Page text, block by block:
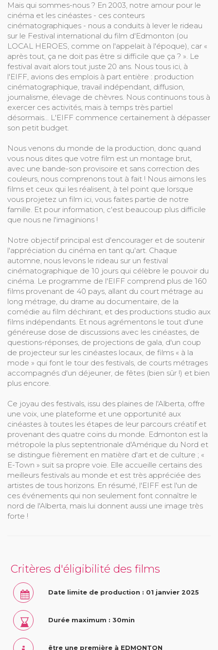
Mais qui sommes-nous ? En 2003, notre amour pour le
cinéma et les cinéastes - ces conteurs
cinématographiques - nous a conduits à lever le rideau
sur le Festival international du film d'Edmonton (ou
LOCAL HEROES, comme on l'appelait à l'époque), car «
après tout, ça ne doit pas être si difficile que ça ? ». Le
festival avait alors tout juste 20 ans. Nous tous ici, à
l'EIFF, avions des emplois à part entière : production
cinématographique, travail indépendant, diffusion,
journalisme, élevage de chèvres. Nous continuons tous à
exercer ces activités, mais à temps très partiel
désormais... L'EIFF commence certainement à dépasser
son petit budget.
Nous venons du monde de la production, donc quand
vous nous dites que votre film est un montage brut,
avec une bande-son provisoire et sans correction des
couleurs, nous comprenons tout à fait ! Nous aimons les
films et ceux qui les réalisent, à tel point que lorsque
vous projetez un film ici, vous faites partie de notre
famille. Et pour information, c'est beaucoup plus difficile
que nous ne l'imaginions !
Notre objectif principal est d'encourager et de soutenir
l'appréciation du cinéma en tant qu'art. Chaque
automne, nous levons le rideau sur un festival
cinématographique de 10 jours qui célèbre le pouvoir du
cinéma. Le programme de l'EIFF comprend plus de 160
films provenant de 40 pays, allant du court métrage au
long métrage, du drame au documentaire, de la
comédie au film déchirant, et des productions studio aux
films indépendants. Et nous agrémentons le tout d'une
généreuse dose de discussions avec les cinéastes, de
questions-réponses, de projections de gala, d'un coup
de projecteur sur les cinéastes locaux, de films « à la
mode » qui font le tour des festivals, de courts métrages
accompagnés d'un déjeuner, de fêtes (bien sûr !) et bien
plus encore.
Ce joyau des festivals, issu des plaines de l'Alberta, offre
une voix, une plateforme et une opportunité aux
cinéastes à toutes les étapes de leur parcours créatif et
provenant des quatre coins du monde. Edmonton est la
métropole la plus septentrionale d'Amérique du Nord et
se distingue fièrement en matière d'art et de culture ; «
E-Town » suit sa propre voie. Elle accueille certains des
meilleurs festivals au monde et est très appréciée des
artistes de tous horizons. En résumé, l'EIFF est l'un de
ces événements qui non seulement font connaître le
nord de l'Alberta, mais lui donnent aussi une image très
forte !
Critères d'éligibilité des films
Date limite de production : 01 janvier 2025
Durée maximum : 30min
être une première à EDMONTON